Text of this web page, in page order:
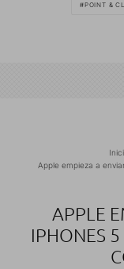
POINT &
Apple empieza a
APPLE
IPHONES 5